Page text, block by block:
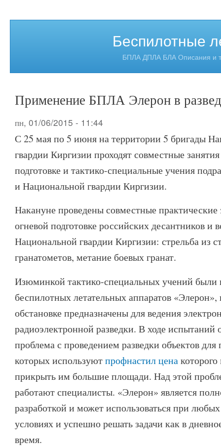
Беспилотные
БПЛА ДПЛА БЛА Описания и
Применение БПЛА Элерон в
пн, 01/06/2015 - 11:44
С 25 мая по 5 июня на территории 5 бригады
гвардии Киргизии проходят совместные
подготовке и тактико-специальные учения
и Национальной гвардии Киргизии.
Накануне проведены совместные практические
огневой подготовке российских десантников
Национальной гвардии Киргизии: стрельба из
гранатометов, метание боевых гранат.
Изюминкой тактико-специальных учений были
беспилотных летательных аппаратов «Элерон»,
обстановке предназначены для ведения
радиоэлектронной разведки. В ходе испытаний
проблема с проведением разведки объектов
которых используютпрофнастил ценакоторого
прикрыть им большие площади. Над этой
работают специалисты. «Элерон» является
разработкой и может использоваться при
условиях и успешно решать задачи как в
время.